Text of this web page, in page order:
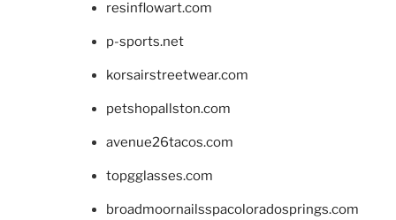
resinflowart.com
p-sports.net
korsairstreetwear.com
petshopallston.com
avenue26tacos.com
topgglasses.com
broadmoornailsspacoloradosprings.com